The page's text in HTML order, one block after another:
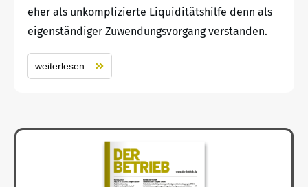
eher als unkomplizierte Liquiditätshilfe denn als
eigenständiger Zuwendungsvorgang verstanden.
weiterlesen